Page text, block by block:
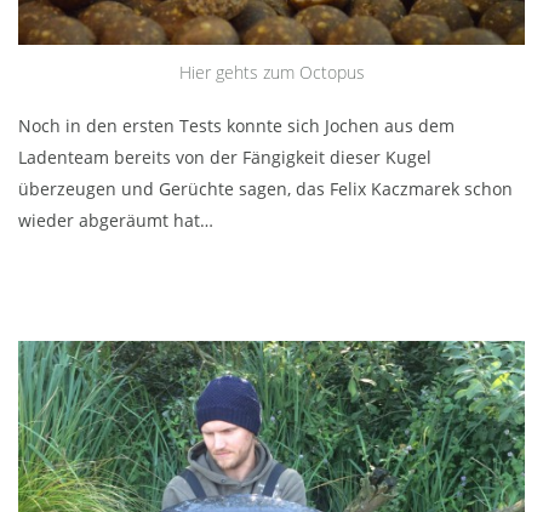
Hier gehts zum Octopus
Noch in den ersten Tests konnte sich Jochen aus dem
Ladenteam bereits von der Fängigkeit dieser Kugel
überzeugen und Gerüchte sagen, das Felix Kaczmarek schon
wieder abgeräumt hat…